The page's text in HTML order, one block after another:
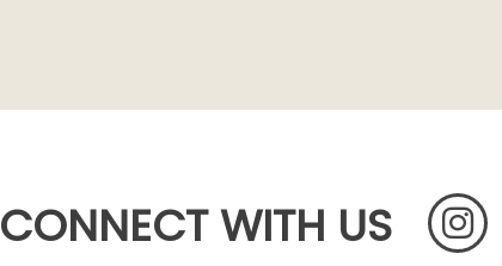
CONNECT WITH US